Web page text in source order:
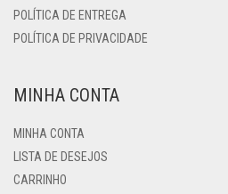
POLÍTICA DE ENTREGA
POLÍTICA DE PRIVACIDADE
MINHA CONTA
MINHA CONTA
LISTA DE DESEJOS
CARRINHO